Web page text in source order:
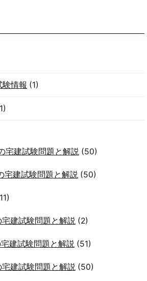
情報 (1)
宅建試験問題と解説(50)
宅建試験問題と解説(50)
建試験問題と解説(2)
建試験問題と解説(51)
建試験問題と解説(50)